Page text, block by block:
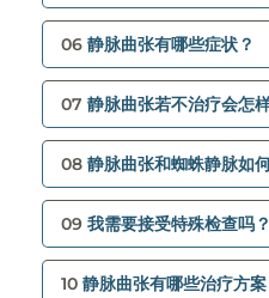
06 静脉曲张有哪些症状？
07 静脉曲张若不治疗会怎
08 静脉曲张和蜘蛛静脉如
09 我需要接受特殊检查吗？
10 静脉曲张有哪些治疗方案